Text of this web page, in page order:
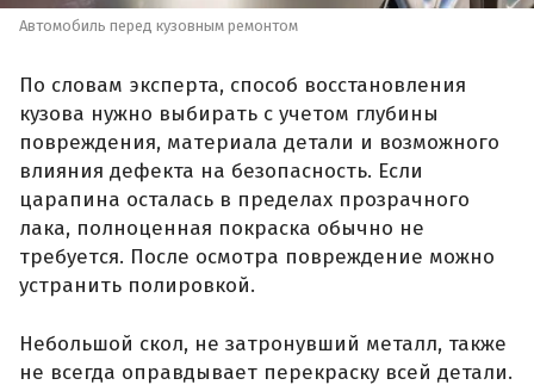
Автомобиль перед кузовным ремонтом
По словам эксперта, способ восстановления
кузова нужно выбирать с учетом глубины
повреждения, материала детали и возможного
влияния дефекта на безопасность. Если
царапина осталась в пределах прозрачного
лака, полноценная покраска обычно не
требуется. После осмотра повреждение можно
устранить полировкой.
Небольшой скол, не затронувший металл, также
не всегда оправдывает перекраску всей детали.